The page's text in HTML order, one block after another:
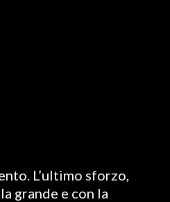
L’ultimo sforzo,
grande e con la